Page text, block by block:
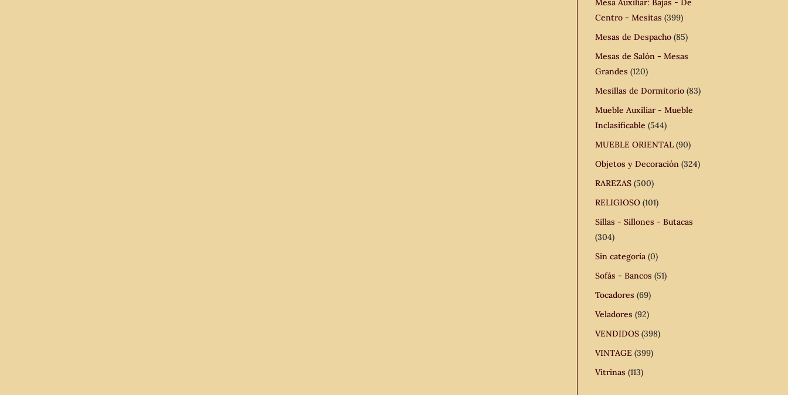
Mesa Auxiliar: Bajas - De
Centro - Mesitas (399)
Mesas de Despacho (85)
Mesas de Salón - Mesas
Grandes (120)
Mesillas de Dormitorio (83)
Mueble Auxiliar - Mueble
Inclasificable (544)
MUEBLE ORIENTAL (90)
Objetos y Decoración (324)
RAREZAS (500)
RELIGIOSO (101)
Sillas - Sillones - Butacas
(304)
Sin categoría (0)
Sofás - Bancos (51)
Tocadores (69)
Veladores (92)
VENDIDOS (398)
VINTAGE (399)
Vitrinas (113)